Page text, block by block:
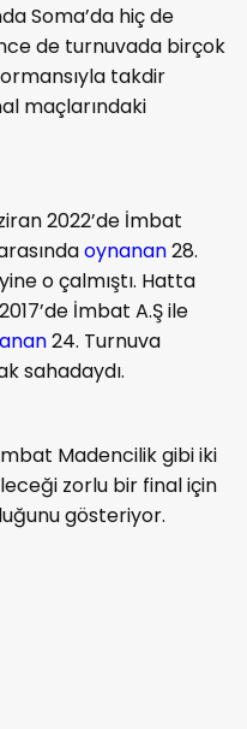
Soma’da hiç de
de turnuvada birçok
takdir
maçlarındaki
2022’de İmbat
oynanan28.
o çalmıştı. Hatta
İmbat A.Ş ile
24. Turnuva
sahadaydı.
Madencilik gibi iki
zorlu bir final için
gösteriyor.